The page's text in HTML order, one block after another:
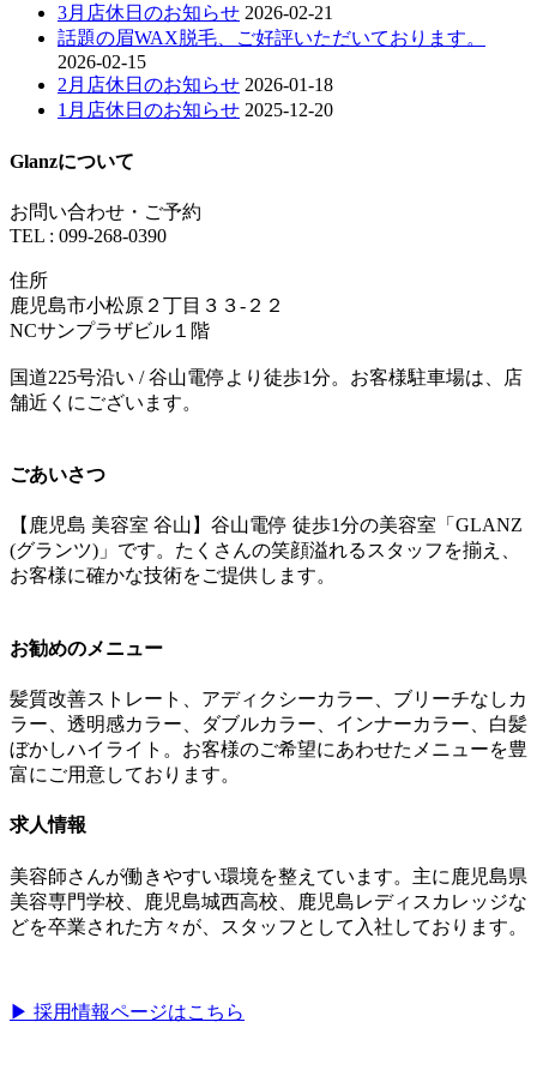
3月店休日のお知らせ 2026-02-21
話題の眉WAX脱毛、ご好評いただいております。
2026-02-15
2月店休日のお知らせ 2026-01-18
1月店休日のお知らせ 2025-12-20
Glanzについて
お問い合わせ・ご予約
TEL : 099-268-0390
住所
鹿児島市小松原２丁目３３-２２
NCサンプラザビル１階
国道225号沿い / 谷山電停より徒歩1分。お客様駐車場は、店
舗近くにございます。
ごあいさつ
【鹿児島 美容室 谷山】谷山電停 徒歩1分の美容室「GLANZ
(グランツ)」です。たくさんの笑顔溢れるスタッフを揃え、
お客様に確かな技術をご提供します。
お勧めのメニュー
髪質改善ストレート、アディクシーカラー、ブリーチなしカ
ラー、透明感カラー、ダブルカラー、インナーカラー、白髪
ぼかしハイライト。お客様のご希望にあわせたメニューを豊
富にご用意しております。
求人情報
美容師さんが働きやすい環境を整えています。主に鹿児島県
美容専門学校、鹿児島城西高校、鹿児島レディスカレッジな
どを卒業された方々が、スタッフとして入社しております。
▶︎ 採用情報ページはこちら